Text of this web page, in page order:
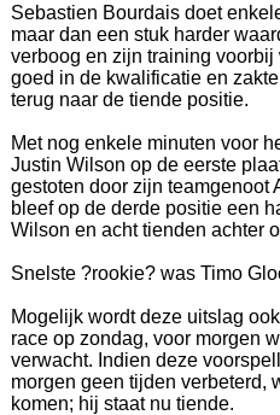
Sebastien Bourdais doet
maar dan een stuk harder
verboog en zijn training
goed in de kwalificatie en
terug naar de tiende positie.
Met nog enkele minuten voor
Justin Wilson op de eerste
gestoten door zijn teamgenoot
bleef op de derde positie een
Wilson en acht tienden achter
Snelste ?rookie? was Timo
Mogelijk wordt deze uitslag
race op zondag, voor morgen
verwacht. Indien deze
morgen geen tijden verbeterd,
komen; hij staat nu tiende.